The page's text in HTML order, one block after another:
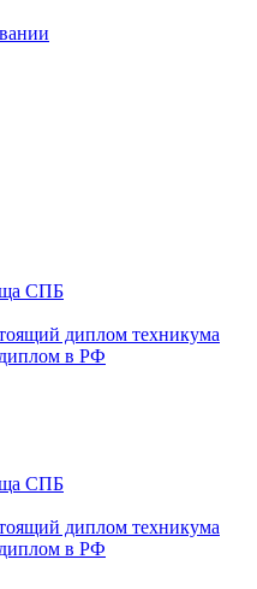
СПБ
диплом техникума
в РФ
СПБ
диплом техникума
в РФ